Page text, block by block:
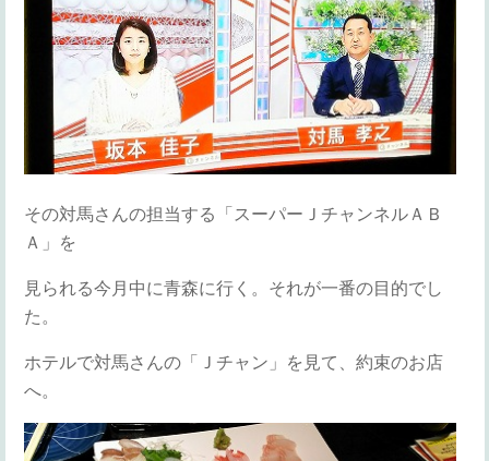
その対馬さんの担当する「スーパーＪチャンネルＡＢ
Ａ」を
見られる今月中に青森に行く。それが一番の目的でし
た。
ホテルで対馬さんの「Ｊチャン」を見て、約束のお店
へ。